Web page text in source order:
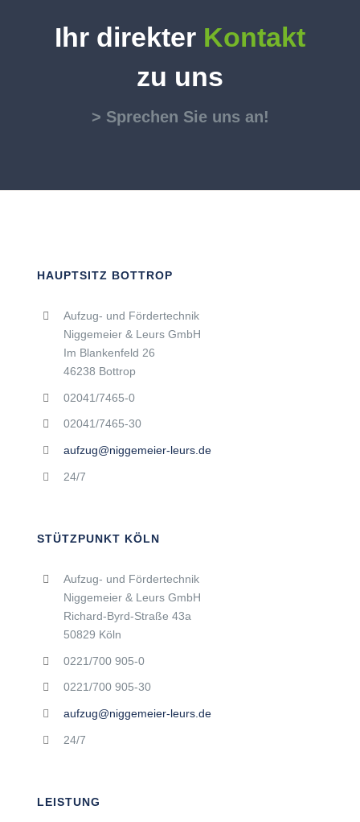
Ihr direkter Kontakt
zu uns
> Sprechen Sie uns an!
HAUPTSITZ BOTTROP
Aufzug- und Fördertechnik
Niggemeier & Leurs GmbH
Im Blankenfeld 26
46238 Bottrop
02041/7465-0
02041/7465-30
aufzug@niggemeier-leurs.de
24/7
STÜTZPUNKT KÖLN
Aufzug- und Fördertechnik
Niggemeier & Leurs GmbH
Richard-Byrd-Straße 43a
50829 Köln
0221/700 905-0
0221/700 905-30
aufzug@niggemeier-leurs.de
24/7
LEISTUNG